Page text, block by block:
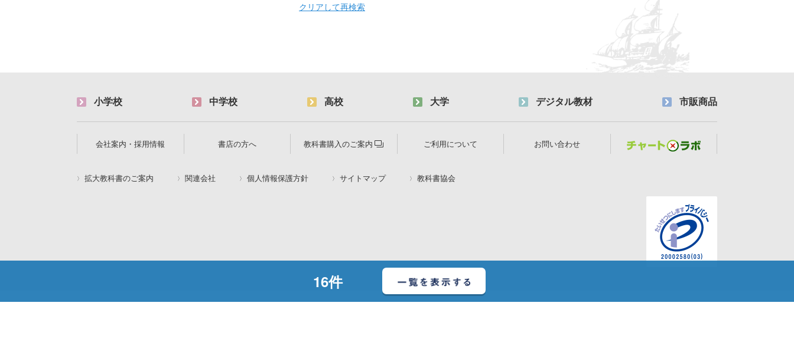
クリアして再検索
16件
小学校 中学校 高校 大学 デジタル教材 市販商品
会社案内・採用情報 書店の方へ 教科書購入のご案内 ご利用について お問い合わせ
拡大教科書のご案内 関連会社 個人情報保護方針 サイトマップ 教科書協会